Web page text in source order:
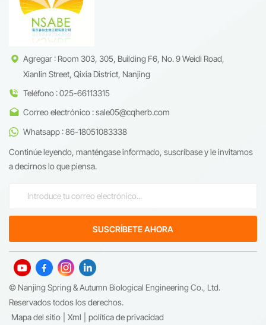
Agregar : Room 303, 305, Building F6, No. 9 Weidi Road,
Xianlin Street, Qixia District, Nanjing
Teléfono : 025-66113315
Correo electrónico : sale05@cqherb.com
Whatsapp : 86-18051083338
Continúe leyendo, manténgase informado, suscríbase y le invitamos
a decirnos lo que piensa.
© Nanjing Spring & Autumn Biological Engineering Co., Ltd.
Reservados todos los derechos.
Mapa del sitio
Xml política de privacidad